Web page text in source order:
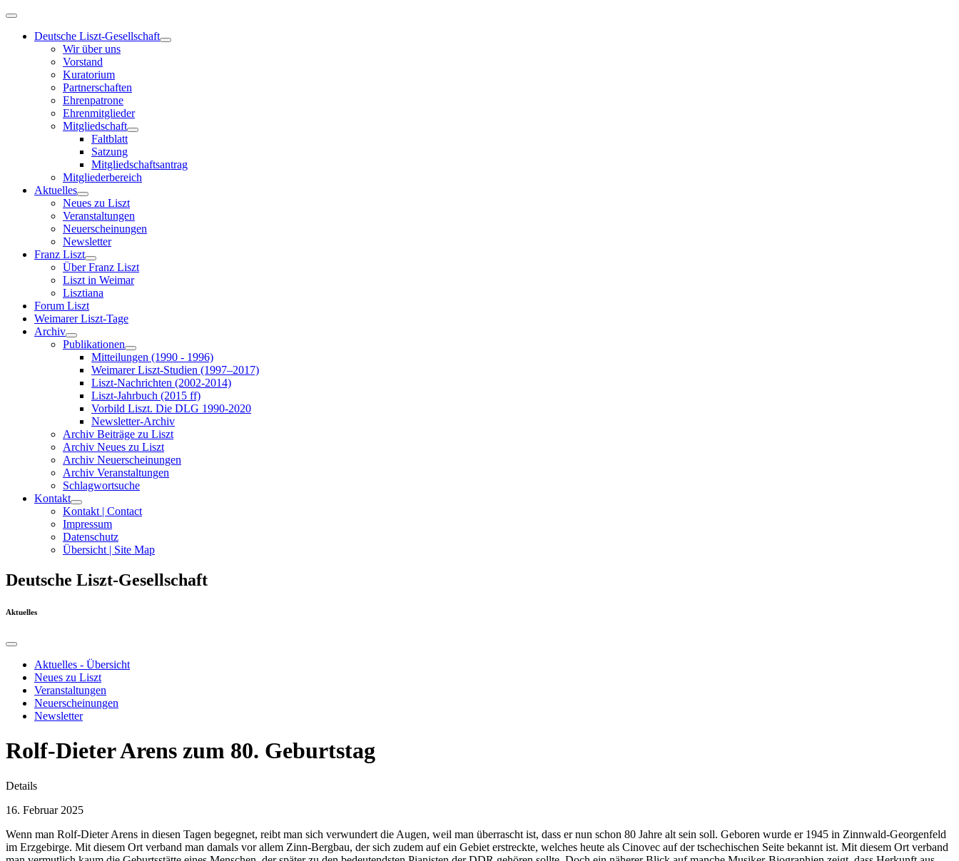
Deutsche Liszt-Gesellschaft
Wir über uns
Vorstand
Kuratorium
Partnerschaften
Ehrenpatrone
Ehrenmitglieder
Mitgliedschaft
Faltblatt
Satzung
Mitgliedschaftsantrag
Mitgliederbereich
Aktuelles
Neues zu Liszt
Veranstaltungen
Neuerscheinungen
Newsletter
Franz Liszt
Über Franz Liszt
Liszt in Weimar
Lisztiana
Forum Liszt
Weimarer Liszt-Tage
Archiv
Publikationen
Mitteilungen (1990 - 1996)
Weimarer Liszt-Studien (1997–2017)
Liszt-Nachrichten (2002-2014)
Liszt-Jahrbuch (2015 ff)
Vorbild Liszt. Die DLG 1990-2020
Newsletter-Archiv
Archiv Beiträge zu Liszt
Archiv Neues zu Liszt
Archiv Neuerscheinungen
Archiv Veranstaltungen
Schlagwortsuche
Kontakt
Kontakt | Contact
Impressum
Datenschutz
Übersicht | Site Map
Deutsche Liszt-Gesellschaft
Aktuelles
Aktuelles - Übersicht
Neues zu Liszt
Veranstaltungen
Neuerscheinungen
Newsletter
Rolf-Dieter Arens zum 80. Geburtstag
Details
16. Februar 2025
Wenn man Rolf-Dieter Arens in diesen Tagen begegnet, reibt man sich verwundert die Augen, weil man überrascht ist, dass er nun schon 80 Jahre alt sein soll. Geboren wurde er 1945 in Zinnwald-Georgenfeld
im Erzgebirge. Mit diesem Ort verband man damals vor allem Zinn-Bergbau, der sich zudem auf ein Gebiet erstreckte, welches heute als Cinovec auf der tschechischen Seite bekannt ist. Mit diesem Ort verband